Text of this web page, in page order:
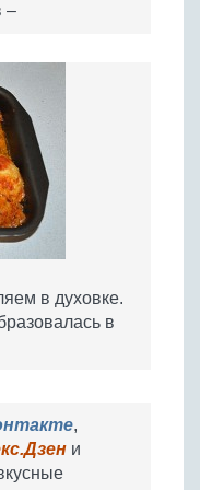
–
в духовке.
в
,
и